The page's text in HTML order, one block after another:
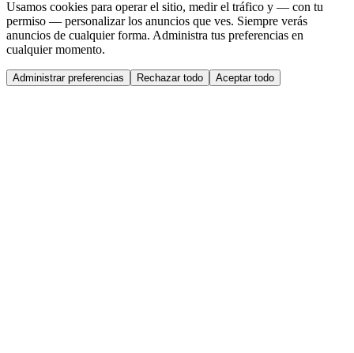
Usamos cookies para operar el sitio, medir el tráfico y — con tu
permiso — personalizar los anuncios que ves. Siempre verás
anuncios de cualquier forma. Administra tus preferencias en
cualquier momento.
Administrar preferencias Rechazar todo Aceptar todo